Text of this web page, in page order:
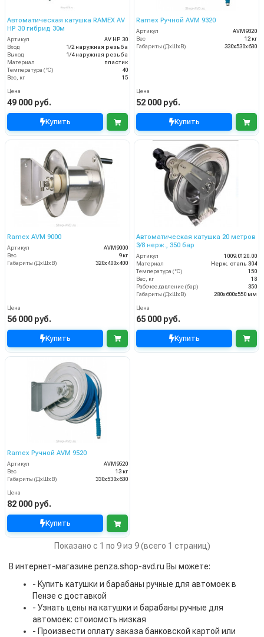
Автоматическая катушка RAMEX AV
HP 30 гибрид 30м
Артикул
AV HP 30
Вход
1/2 наружная резьба
Выход
1/4 наружная резьба
Материал
пластик
Температура (°C)
40
Вес, кг
15
Цена
49 000 руб.
Купить
Ramex Ручной AVM 9320
Артикул
AVM9320
Вес
12 кг
Габариты (ДхШхВ)
330x530x630
Цена
52 000 руб.
Купить
Ramex AVM 9000
Артикул
AVM9000
Вес
9 кг
Габариты (ДхШхВ)
320x400x400
Цена
56 000 руб.
Купить
Автоматическая катушка 20 метров
3/8 нерж., 350 бар
Артикул
1009.0120.00
Материал
Нерж. сталь 304
Температура (°C)
150
Вес, кг
18
Рабочее давление (бар)
350
Габариты (ДхШхВ)
280x600x550 мм
Цена
65 000 руб.
Купить
Ramex Ручной AVM 9520
Артикул
AVM9520
Вес
13 кг
Габариты (ДхШхВ)
330x530x630
Цена
82 000 руб.
Купить
Показано с 1 по 9 из 9 (всего 1 страниц)
В интернет-магазине penza.shop-avd.ru Вы можете:
- Купить катушки и барабаны ручные для автомоек в
Пензе с доставкой
- Узнать цены на катушки и барабаны ручные для
автомоек: стоиомсть низкая
- Произвести оплату заказа банковской картой или